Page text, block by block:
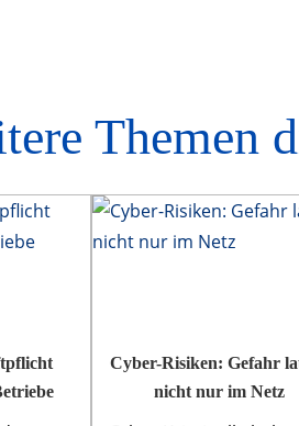
Themen
Cyber-Risiken: Gefahr
nicht nur im Netz